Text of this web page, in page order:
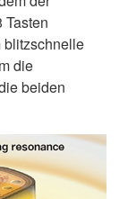
blitzschnelle
die
beiden